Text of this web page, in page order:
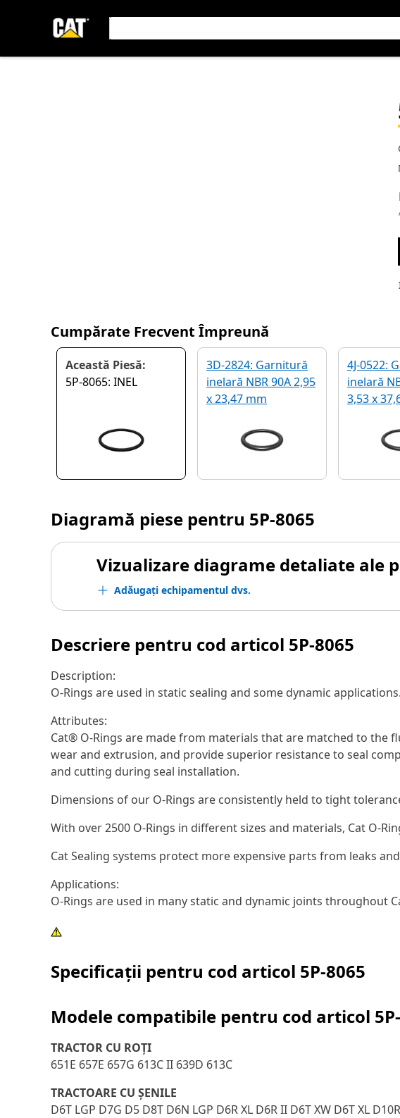
Cumpărate Frecvent Împreună
Această Piesă:
5P-8065: INEL
3D-2824: Garnitură
inelară NBR 90A 2,95
x 23,47 mm
4J-0522:
inelară
3,53 x
Diagramă piese pentru 5P-8065
Vizualizare diagrame detaliate ale
Adăugați echipamentul dvs.
Descriere pentru cod articol 5P-8065
Description:
O-Rings are used in static sealing and some dynamic applications.
Attributes:
Cat® O-Rings are made from materials that are matched to the
wear and extrusion, and provide superior resistance to seal
and cutting during seal installation.
Dimensions of our O-Rings are consistently held to tight
With over 2500 O-Rings in different sizes and materials, Cat O-
Cat Sealing systems protect more expensive parts from leaks
Applications:
O-Rings are used in many static and dynamic joints throughout
Specificații pentru cod articol 5P-8065
Modele compatibile pentru cod articol
TRACTOR CU ROŢI
651E 657E 657G 613C II 639D 613C
TRACTOARE CU ȘENILE
D6T LGP D7G D5 D8T D6N LGP D6R XL D6R II D6T XW D6T XL